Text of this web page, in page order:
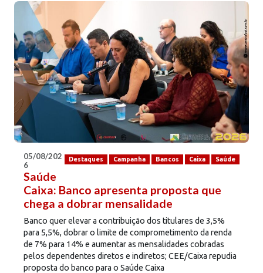
Destaques Campanha Bancos Caixa Saúde
05/08/202
6
Saúde
Caixa: Banco apresenta proposta que
chega a dobrar mensalidade
Banco quer elevar a contribuição dos titulares de 3,5%
para 5,5%, dobrar o limite de comprometimento da renda
de 7% para 14% e aumentar as mensalidades cobradas
pelos dependentes diretos e indiretos; CEE/Caixa repudia
proposta do banco para o Saúde Caixa